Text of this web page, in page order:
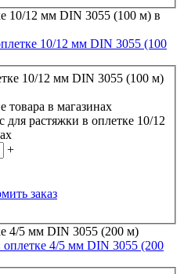
10/12 мм DIN 3055 (100
товара в магазинах
для растяжки в оплетке 10/12
+
заказ
оплетке 4/5 мм DIN 3055 (200